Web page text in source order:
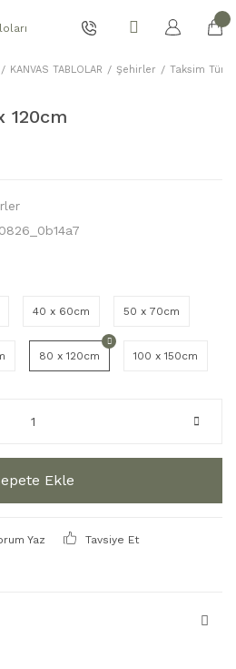
KANVAS TABLOLAR Şehirler Taksim
120cm
40 x 60cm 50 x 70cm
80 x 120cm 100 x 150cm
Ekle
Yaz Tavsiye Et